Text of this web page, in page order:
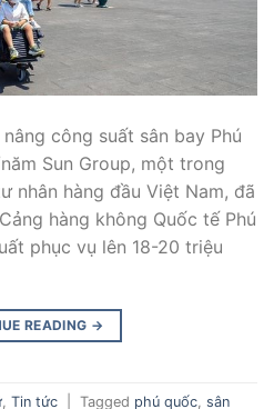
công suất sân bay Phú
Sun Group, một trong
nhân hàng đầu Việt Nam, đã
hàng không Quốc tế Phú
phục vụ lên 18-20 triệu
READING →
Tin tức Tagged phú quốc sân